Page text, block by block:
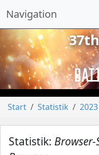
Navigation
vorheriges
Start Statistik 2023
Statistik: